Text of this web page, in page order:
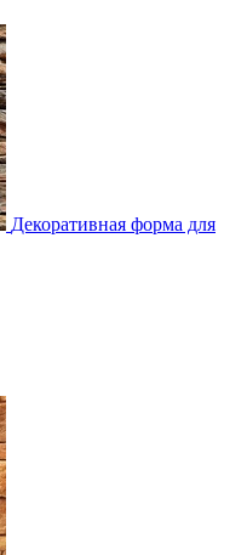
Декоративная форма для